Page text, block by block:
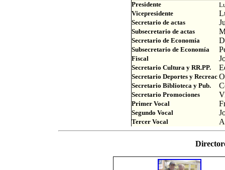
Presidente
Vicepresidente
Secretario de actas
Subsecretario de actas
Secretario de Economía
Subsecretario de Economía
Fiscal
Secretario Cultura y RR.PP.
Secretario Deportesy Recreac
Secretario Bibliotecay Pub.
Secretario Promociones
Primer Vocal
Segundo Vocal
Tercer Vocal